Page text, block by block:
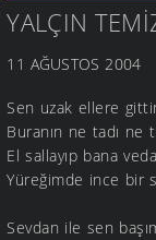
YALÇIN
11 AĞUSTOS 2004
Sen uzak ellere
Buranın ne tadı ne
El sallayıp bana
Yüreğimde ince bir
Sevdan ile sen